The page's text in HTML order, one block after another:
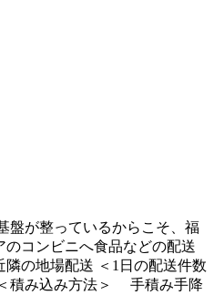
盤が整っているからこそ、福
コンビニへ食品などの配送
の地場配送 ＜1日の配送件数
積み込み方法＞ 手積み手降